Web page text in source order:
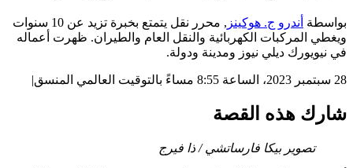
بواسطة أندرو ج. هوكينز ,
محرر نقل يتمتع بخبرة تزيد عن 10 سنوات
ويغطي المركبات الكهربائية والنقل العام والطيران. ظهرت أعماله
في نيويورك ديلي نيوز ومدينة ودولة.
28 سبتمبر 2023، الساعة 8:55 مساءً بالتوقيت العالمي المنسق |
شارك هذه القصة
تصوير بيكا فارساتشي / ذا فيرج